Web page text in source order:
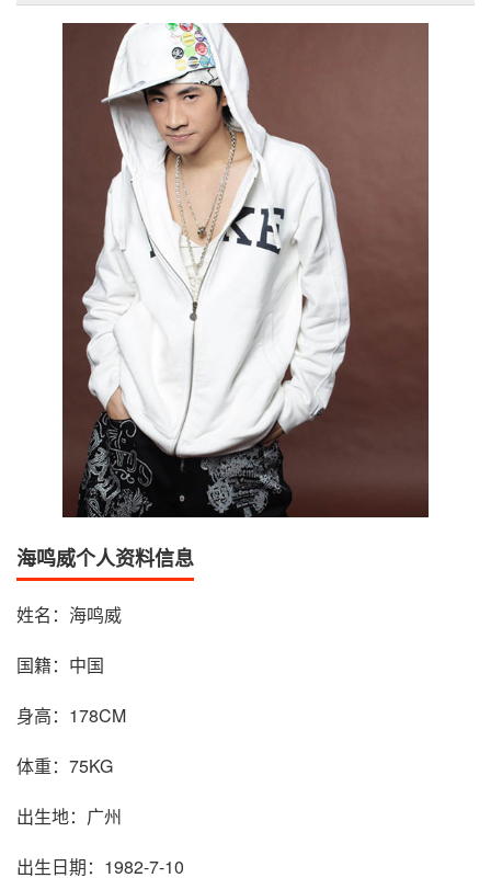
海鸣威个人资料信息
姓名：海鸣威
国籍：中国
身高：178CM
体重：75KG
出生地：广州
出生日期：1982-7-10